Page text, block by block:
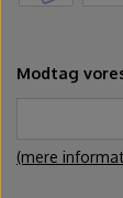
Modtag
(mere